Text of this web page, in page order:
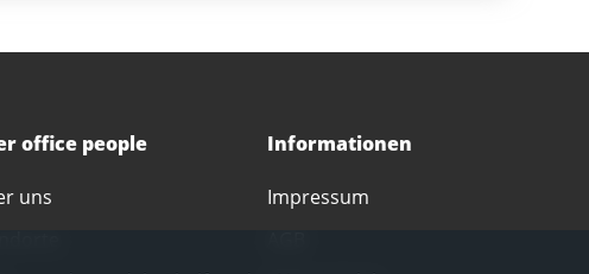
office people
uns
Informationen
Impressum